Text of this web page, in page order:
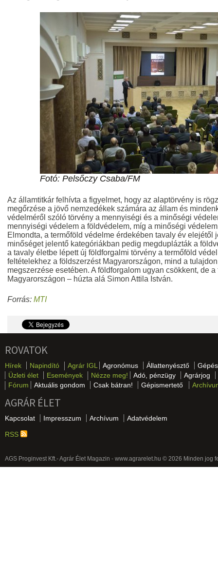
Fotó: Pelsőczy Csaba/FM
Az államtitkár felhívta a figyelmet, hogy az alaptörvény is
megőrzése a jövő nemzedékek számára az állam és
védelméről szóló törvény a mennyiségi és a minőségi
mennyiségi védelem a földvédelem, míg a minőségi
Elmondta, a termőföld védelme érdekében tavaly év elejétől
minőséget jelentő kategóriákban pedig megduplázták a
a tavaly életbe lépett új földforgalmi törvény a termőföld
feltételekhez a földszerzést Magyarországon, mind a
megszerzése esetében. A földforgalom ugyan csökkent, de
Magyarországon – húzta alá Simon Attila István.
Forrás: MTI
ROVATOK
Hírek Napindító Agrár IGL Agronómus Állattenyésztő
Üzleti élet
Események Nézze meg! Adó, pénzügy
Agrárjog
Fórum
Aktuális gondom Csak bátran! Gépismertető
AGRÁR ÉLET
Kapcsolat Impresszum Archívum Adatvédelem
RSS
AGS Proginvest Kft.- Agrár Élet Magazin - www.agrarelet.hu © 2026 Minden jog